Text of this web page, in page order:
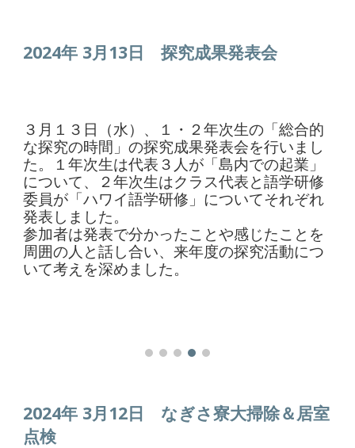
2024年 3月13日探究成果発表会
３月１３日（水）、１・２年次生の「総合的
な探究の時間」の探究成果発表会を行いまし
た。１年次生は代表３人が「島内での起業」
について、２年次生はクラス代表と語学研修
委員が「ハワイ語学研修」についてそれぞれ
発表しました。
参加者は発表で分かったことや感じたことを
周囲の人と話し合い、来年度の探究活動につ
いて考えを深めました。
2024年 3月12日 なぎさ寮大掃除＆居室
点検